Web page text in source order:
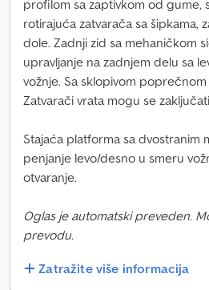
profilom sa zaptivkom od gume,
rotirajuća zatvarača sa šipkama,
dole. Zadnji zid sa mehaničkom
upravljanje na zadnjem delu sa
vožnje. Sa sklopivom
Zatvarači vrata mogu se
Stajaća platforma sa dvostranim
penjanje levo/desno u smeru
otvaranje.
Oglas je automatski preveden.
prevodu.
Zatražite više informacija